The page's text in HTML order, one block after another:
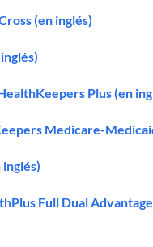
(en inglés)
Plus (en
Medicare-
Full Dual